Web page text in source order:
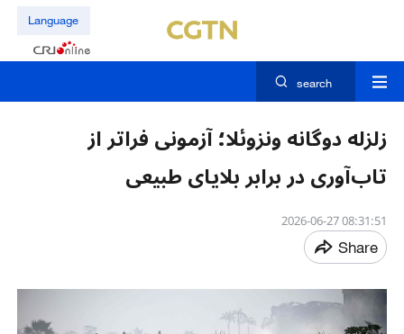
Language
search
زلزله دوگانه ونزوئلا؛ آزمونی فراتر از
تاب‌آوری در برابر بلایای طبیعی
08:31:51 2026-06-27
Share